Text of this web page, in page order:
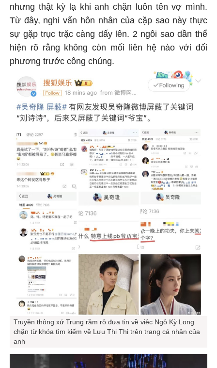
nhưng thật kỳ lạ khi anh chặn luôn tên vợ mình.
Từ đây, nghi vấn hôn nhân của cặp sao này thực
sự gặp trục trặc càng dấy lên. 2 ngôi sao dần thể
hiện rõ rằng không còn mối liên hệ nào với đối
phương trước công chúng.
Truyền thông xứ Trung rầm rộ đưa tin về việc Ngô Kỳ Long
chặn từ khóa tìm kiếm về Lưu Thi Thi trên trang cá nhân của
anh